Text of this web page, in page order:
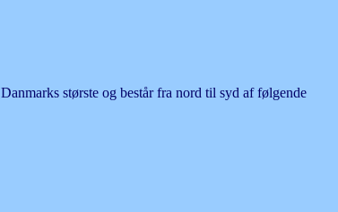
største og består fra nord til syd af følgende